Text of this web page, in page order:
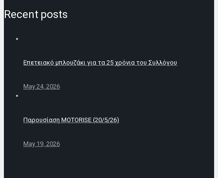
Recent posts
Επετειακό μπλουζάκι για τα 25 χρόνια του Συλλόγου
May 24, 2026
Παρουσίαση MOTORISE (20/5/26)
May 19, 2026